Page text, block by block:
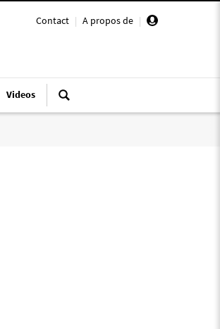
Contact | A propos de |
Videos